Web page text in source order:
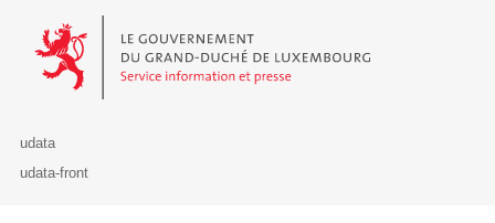
Le Gouvernement du Grand-Duché de Luxembourg - Service
udata
udata-front